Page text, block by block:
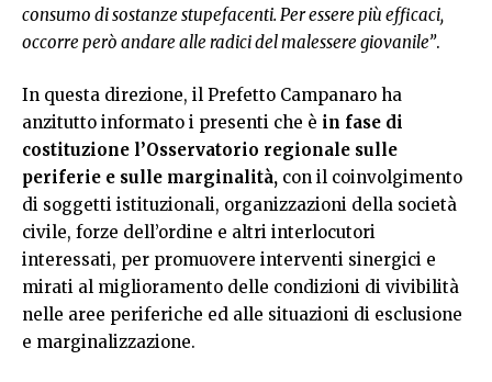
consumo di sostanze stupefacenti. Per essere più efficaci,
occorre però andare alle radici del malessere giovanile”.
In questa direzione, il Prefetto Campanaro ha
anzitutto informato i presenti che è in fase di
costituzione l’Osservatorio regionale sulle
periferie e sulle marginalità, con il coinvolgimento
di soggetti istituzionali, organizzazioni della società
civile, forze dell’ordine e altri interlocutori
interessati, per promuovere interventi sinergici e
mirati al miglioramento delle condizioni di vivibilità
nelle aree periferiche ed alle situazioni di esclusione
e marginalizzazione.